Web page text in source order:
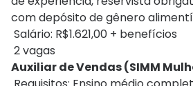
com depósito de gênero
Salário: R$1.621,00 + benefícios
2 vagas
Auxiliar de Vendas (SIMM